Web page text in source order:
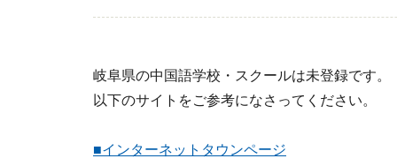
岐阜県の中国語学校・スクールは未登録です。
以下のサイトをご参考になさってください。
■インターネットタウンページ